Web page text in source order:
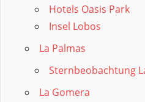
Hotels Oasis Park
Insel Lobos
La Palmas
Sternbeobachtung
La Gomera